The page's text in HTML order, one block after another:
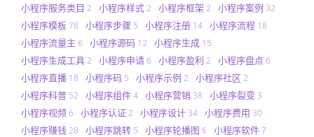
小程序服务类目 2 小程序样式2 小程序框架 2 小程序案例 32
小程序模板 78 小程序步骤 5 小程序注册 14 小程序流程 18
小程序流量主 6 小程序源码 12 小程序生成 15
小程序生成工具2 小程序申请6 小程序盈利 2 小程序盘点 6
小程序直播 18 小程序码 5 小程序示例 2 小程序社区 2
小程序科普 52 小程序组件4 小程序营销 38 小程序裂变 3
小程序视频6 小程序认证2 小程序设计 34 小程序费用 30
小程序赚钱28 小程序跳转 5 小程序轮播图 6 小程序软件7